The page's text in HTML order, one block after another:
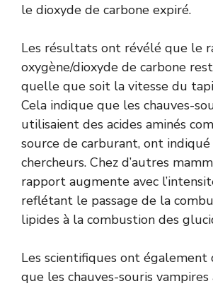
le dioxyde de carbone expiré.
Les résultats ont révélé que le
oxygène/dioxyde de carbone
quelle que soit la vitesse du
Cela indique que les chauves-
utilisaient des acides aminés
source de carburant, ont indiqué
chercheurs. Chez d’autres
rapport augmente avec
reflétant le passage de la
lipides à la combustion des
Les scientifiques ont également
que les chauves-souris